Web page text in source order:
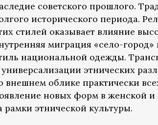
советского прошлого.
исторического периода.
стилей оказывает влияние
миграция «село-
национальной одежды.
этнических
внешнем облике практически
новых форм в женской
рамки этнической культуры.